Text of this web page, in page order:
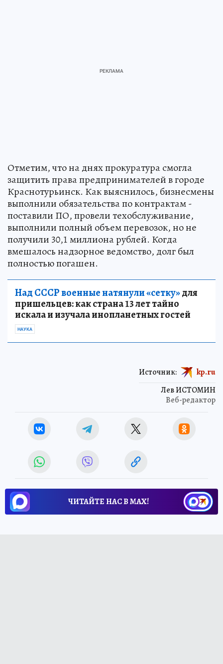
Отметим, что на днях прокуратура смогла
защитить права предпринимателей в городе
Краснотурьинск. Как выяснилось, бизнесмены
выполнили обязательства по контрактам -
поставили ПО, провели техобслуживание,
выполнили полный объем перевозок, но не
получили 30,1 миллиона рублей. Когда
вмешалось надзорное ведомство, долг был
полностью погашен.
Над СССР военные натянули «сетку»для
пришельцев: как страна 13 лет тайно
искала и изучала инопланетных гостей
НАУКА
Лев ИСТОМИН
Веб-редактор
Источник: kp.ru
ЧИТАЙТЕ НАС В МАХ!